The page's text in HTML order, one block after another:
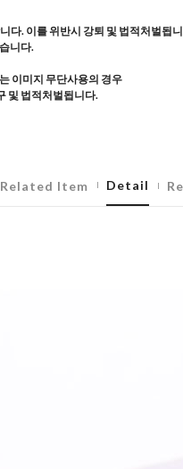
다. 이를 위반시 강퇴 및 법적처벌됩
니다.
이미지 무단사용의 경우
및 법적처벌됩니다.
Related Item Detail